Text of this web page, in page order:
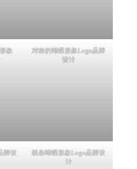
象
对称的蝴蝶形象Logo品牌
设计
牌设
线条蝴蝶形象Logo品牌设
计